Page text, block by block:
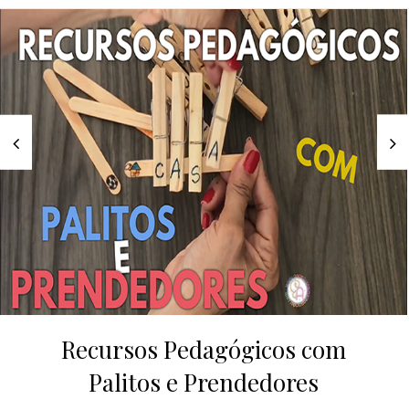
Recursos Pedagógicos com
Palitos e Prendedores